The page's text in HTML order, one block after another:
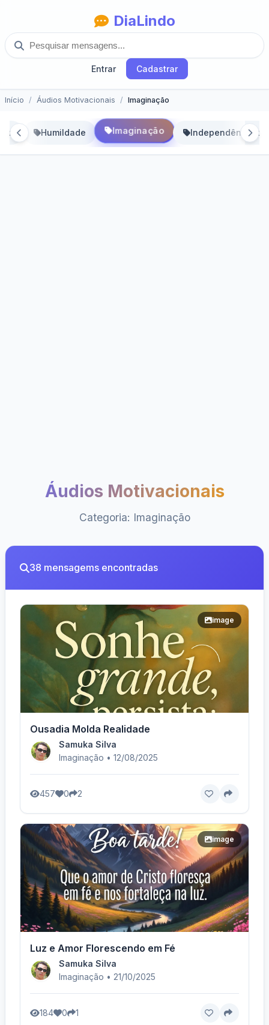
DiaLindo
Entrar Cadastrar
Início Áudios Motivacionais Imaginação
Humildade Imaginação Independência do
Áudios Motivacionais
Categoria: Imaginação
38 mensagems encontradas
image
Ousadia Molda Realidade
Samuka Silva
Imaginação • 12/08/2025
457 0 2
image
Luz e Amor Florescendo em Fé
Samuka Silva
Imaginação • 21/10/2025
184 0 1